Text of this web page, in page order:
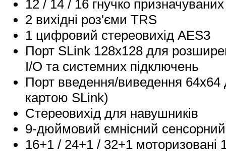
12 / 14 / 16 гнучко
2 вихідні роз'єми TRS
1 цифровий стереовихід AES3
Порт SLink 128x128 для
I/O та системних підключень
Порт введення/виведення 64x64
картою SLink)
Стереовихід для навушників
9-дюймовий ємнісний
16+1 / 24+1 / 32+1